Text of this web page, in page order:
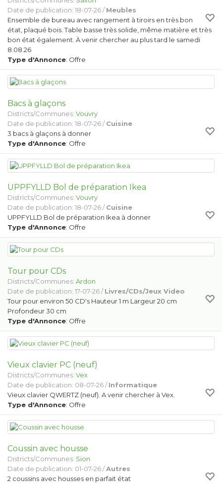
Date de publication: 18-07-26 /Meubles
Ensemble de bureau avec rangement à tiroirs en très bon
état, plaqué bois. Table basse très solide, même matière et très
bon état également. À venir chercher au plus tard le samedi
8.08.26
Type d'Annonce: Offre
Bacs à glaçons
Districts/Communes: Vouvry
Date de publication: 18-07-26 /Cuisine
3 bacs à glaçons à donner
Type d'Annonce: Offre
UPPFYLLD Bol de préparation Ikea
Districts/Communes: Vouvry
Date de publication: 18-07-26 /Cuisine
UPPFYLLD Bol de préparation Ikea à donner
Type d'Annonce: Offre
Tour pour CDs
Districts/Communes: Ardon
Date de publication: 17-07-26 /Livres/CDs/Jeux Video
Tour pour environ 50 CD's Hauteur 1 m Largeur 20 cm
Profondeur 30 cm
Type d'Annonce: Offre
Vieux clavier PC (neuf)
Districts/Communes: Vex
Date de publication: 08-07-26 /Informatique
Vieux clavier QWERTZ (neuf). A venir chercher à Vex.
Type d'Annonce: Offre
Coussin avec housse
Districts/Communes: Sion
Date de publication: 01-07-26 /Autres
2 coussins avec housses en parfait état